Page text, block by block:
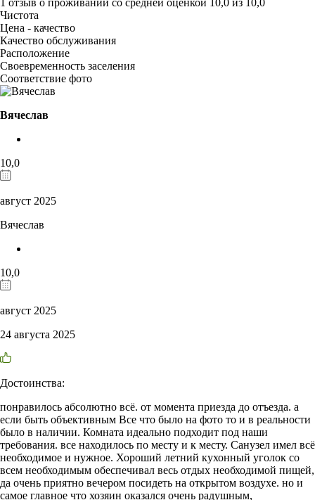
Чистота
Цена - качество
Качество обслуживания
Расположение
Своевременность заселения
Соответствие фото
Вячеслав
10,0
август 2025
Вячеслав
10,0
август 2025
24 августа 2025
Достоинства:
понравилось абсолютно всё. от момента приезда до отъезда. а
если быть объективным Все что было на фото то и в реальности
было в наличии. Комната идеально подходит под наши
требования. все находилось по месту и к месту. Санузел имел всё
необходимое и нужное. Хороший летний кухонный уголок со
всем необходимым обеспечивал весь отдых необходимой пищей,
да очень приятно вечером посидеть на открытом воздухе. но и
самое главное что хозяин оказался очень радушным,